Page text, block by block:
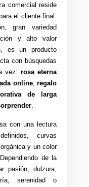
comercial reside
el cliente final:
gran variedad
y alto valor
es un producto
con búsquedas
vez: rosa eterna
online, regalo
de larga
.
con una lectura
curvas
y un color
de la
pasión, dulzura,
serenidad o